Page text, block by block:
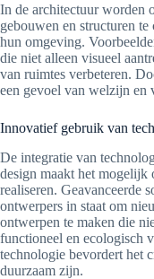
In de architectuur worden
gebouwen en structuren te
hun omgeving.
die niet alleen visueel
van ruimtes verbeteren.
een gevoel van welzijn en
Innovatief gebruik van
De integratie van
design maakt het mogelijk
realiseren. Geavanceerde
ontwerpers in staat om
ontwerpen te maken die
functioneel en ecologisch
technologie bevordert het
duurzaam zijn.